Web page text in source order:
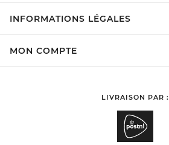
INFORMATIONS LÉGALES
MON COMPTE
LIVRAISON PAR :